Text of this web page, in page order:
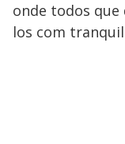
onde todos
los com